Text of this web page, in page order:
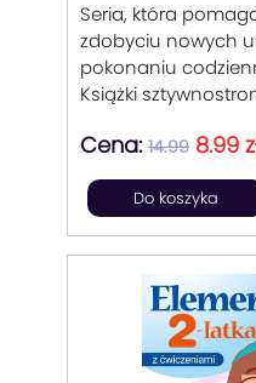
Seria, która
zdobyciu nowych
pokonaniu
Książki
wychowania
Podpowiadające
codziennych
Cena: 14.99 8.99
Do koszyka